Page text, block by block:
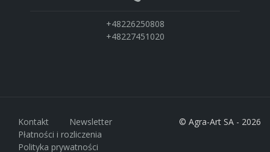
+48226250808
+48227451020
Kontakt
Newsletter
Płatności i rozliczenia
Polityka prywatności
© Agra-Art SA - 2026